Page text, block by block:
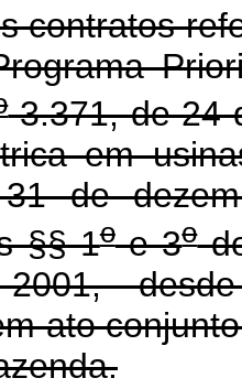
contratos
3.371, de 24
em
de
§§ 1oe 3o
ato